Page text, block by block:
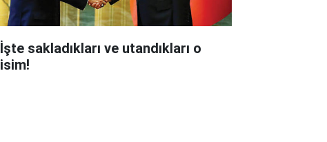
İşte sakladıkları ve utandıkları o
isim!